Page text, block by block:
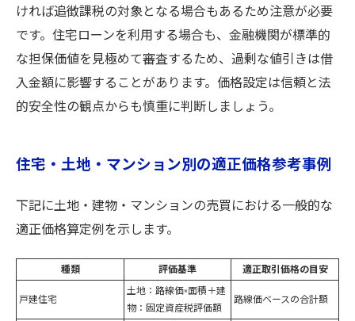
ければ追徴課税の対象となる場合もあるため注意が必要
です。住宅ローンを利用する場合も、金融機関が標準的
な担保価値を見極めて審査するため、過剰な値引きは借
入金額に影響することがあります。価格設定は信頼と法
的安全性の観点からも慎重に判断しましょう。
住宅・土地・マンション別の適正価格参考事例
下記に土地・建物・マンションの売買における一般的な
適正価格算定例を示します。
種類 評価基準
適正取引価格の目安
戸建住宅
土地：路線価×面積＋建
物：固定資産税評価額
路線価ベースの合計額